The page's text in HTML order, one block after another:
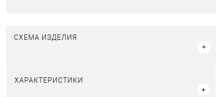
СХЕМА ИЗДЕЛИЯ
ХАРАКТЕРИСТИКИ